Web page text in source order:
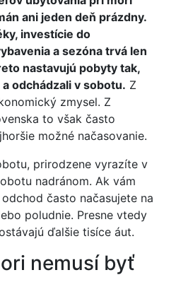
ani jeden deň prázdny.
investície do
a sezóna trvá len
nastavujú pobyty tak,
odchádzali v sobotu. Z
zmysel. Z
to však často
možné načasovanie.
prirodzene vyrazíte v
nadránom. Ak vám
často načasujete na
poludnie. Presne vtedy
ďalšie tisíce áut.
nemusí byť